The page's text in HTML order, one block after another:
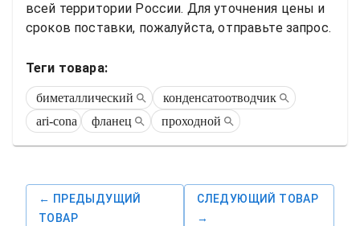
всей территории России. Для уточнения цены и
сроков поставки, пожалуйста, отправьте запрос.
Теги товара:
биметаллический
конденсатоотводчик
ari-cona
фланец проходной
← ПРЕДЫДУЩИЙ
ТОВАР
СЛЕДУЮЩИЙ ТОВАР
→